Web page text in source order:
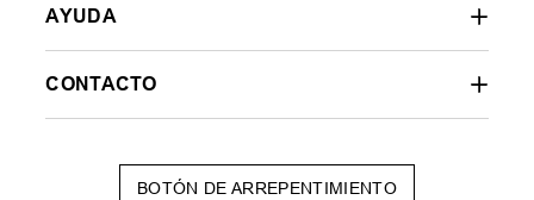
AYUDA
CONTACTO
BOTÓN DE ARREPENTIMIENTO